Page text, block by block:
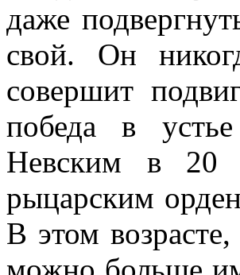
даже
свой. Он
совершит
победа в
Невским в 20
рыцарским
В этом